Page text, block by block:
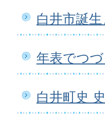
白井市誕
年表でつ
白井町史